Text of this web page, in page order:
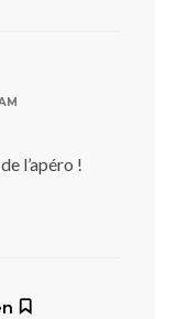
l’apéro !